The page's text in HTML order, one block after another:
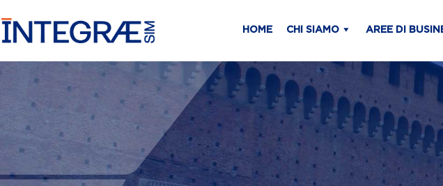
HOME CHI SIAMO AREE DI